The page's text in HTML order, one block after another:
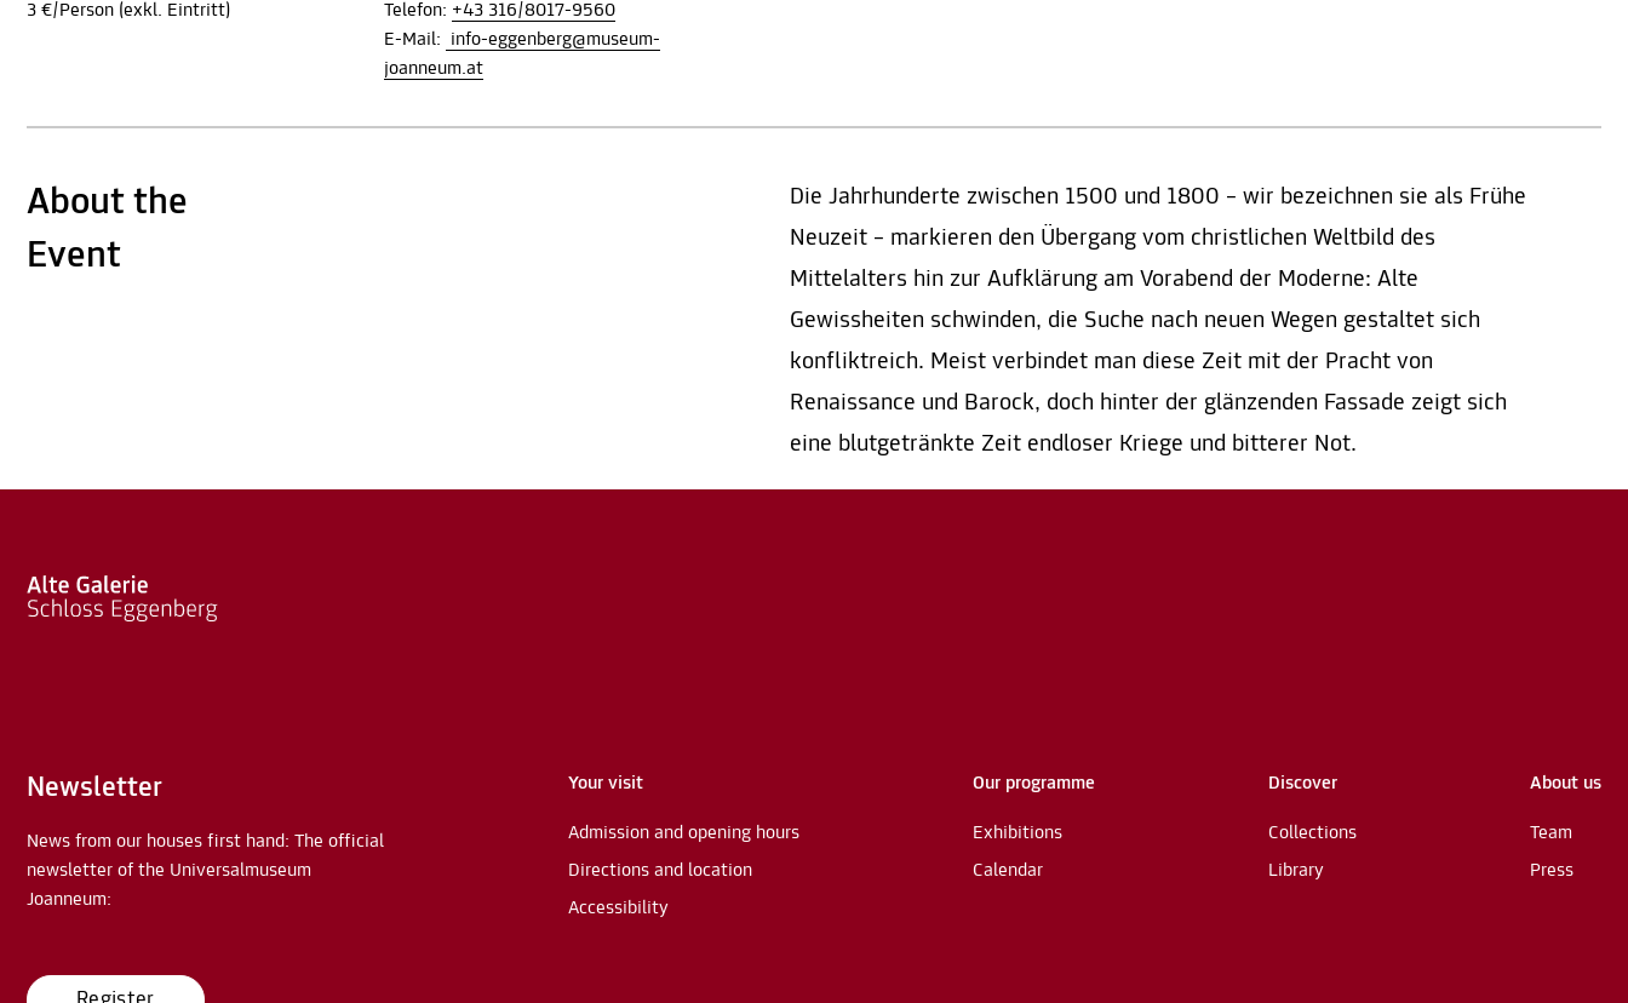
3 €/Person (exkl. Eintritt)
Telefon: +43 316/8017-9560
E-Mail:
info-eggenberg@museum-
joanneum.at
About the
Event
Die Jahrhunderte zwischen 1500 und 1800 – wir bezeichnen sie als Frühe
Neuzeit – markieren den Übergang vom christlichen Weltbild des
Mittelalters hin zur Aufklärung am Vorabend der Moderne: Alte
Gewissheiten schwinden, die Suche nach neuen Wegen gestaltet sich
konfliktreich. Meist verbindet man diese Zeit mit der Pracht von
Renaissance und Barock, doch hinter der glänzenden Fassade zeigt sich
eine blutgetränkte Zeit endloser Kriege und bitterer Not.
Newsletter
News from our houses first hand: The official
newsletter of the Universalmuseum
Joanneum:
Your visit
Admission and opening hours
Directions and location
Accessibility
Our programme
Exhibitions
Calendar
Discover
Collections
Library
About us
Team
Press